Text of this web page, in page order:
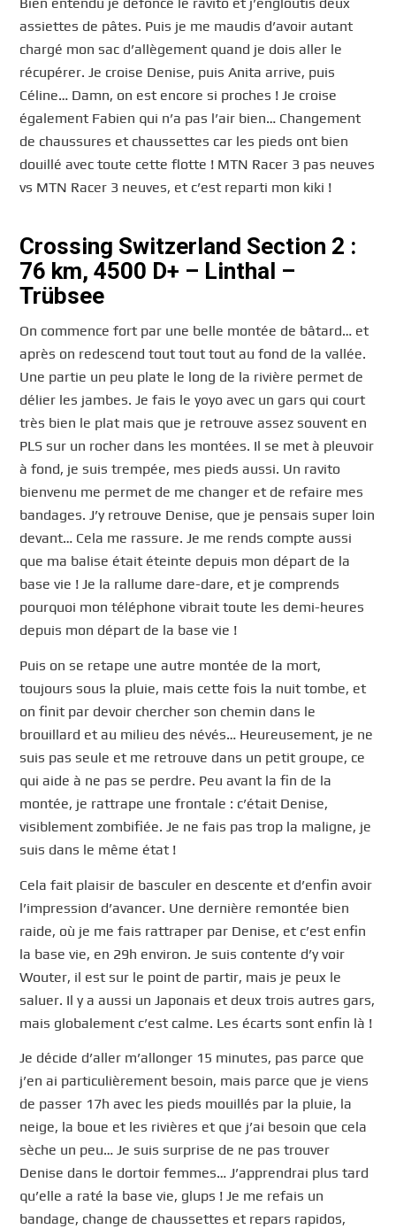
assiettes de pâtes. Puis je me maudis d’avoir autant
chargé mon sac d’allègement quand je dois aller le
récupérer. Je croise Denise, puis Anita arrive, puis
Céline… Damn, on est encore si proches ! Je croise
également Fabien qui n’a pas l’air bien… Changement
de chaussures et chaussettes car les pieds ont bien
douillé avec toute cette flotte ! MTN Racer 3 pas neuves
vs MTN Racer 3 neuves, et c’est reparti mon kiki !
Crossing Switzerland Section 2 :
76 km, 4500 D+ – Linthal –
Trübsee
On commence fort par une belle montée de bâtard… et
après on redescend tout tout tout au fond de la vallée.
Une partie un peu plate le long de la rivière permet de
délier les jambes. Je fais le yoyo avec un gars qui court
très bien le plat mais que je retrouve assez souvent en
PLS sur un rocher dans les montées. Il se met à pleuvoir
à fond, je suis trempée, mes pieds aussi. Un ravito
bienvenu me permet de me changer et de refaire mes
bandages. J’y retrouve Denise, que je pensais super loin
devant… Cela me rassure. Je me rends compte aussi
que ma balise était éteinte depuis mon départ de la
base vie ! Je la rallume dare-dare, et je comprends
pourquoi mon téléphone vibrait toute les demi-heures
depuis mon départ de la base vie !
Puis on se retape une autre montée de la mort,
toujours sous la pluie, mais cette fois la nuit tombe, et
on finit par devoir chercher son chemin dans le
brouillard et au milieu des névés… Heureusement, je ne
suis pas seule et me retrouve dans un petit groupe, ce
qui aide à ne pas se perdre. Peu avant la fin de la
montée, je rattrape une frontale : c’était Denise,
visiblement zombifiée. Je ne fais pas trop la maligne, je
suis dans le même état !
Cela fait plaisir de basculer en descente et d’enfin avoir
l’impression d’avancer. Une dernière remontée bien
raide, où je me fais rattraper par Denise, et c’est enfin
la base vie, en 29h environ. Je suis contente d’y voir
Wouter, il est sur le point de partir, mais je peux le
saluer. Il y a aussi un Japonais et deux trois autres gars,
mais globalement c’est calme. Les écarts sont enfin là !
Je décide d’aller m’allonger 15 minutes, pas parce que
j’en ai particulièrement besoin, mais parce que je viens
de passer 17h avec les pieds mouillés par la pluie, la
neige, la boue et les rivières et que j’ai besoin que cela
sèche un peu… Je suis surprise de ne pas trouver
Denise dans le dortoir femmes… J’apprendrai plus tard
qu’elle a raté la base vie, glups ! Je me refais un
bandage, change de chaussettes et repars rapidos,